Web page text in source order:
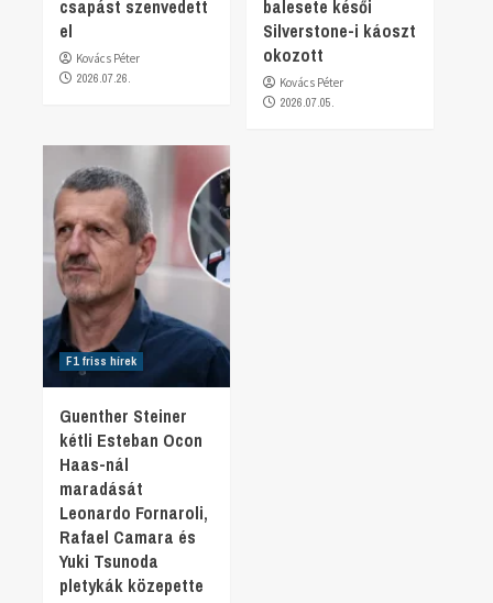
csapást szenvedett
el
Kovács Péter
2026.07.26.
balesete késői
Silverstone-i káoszt
okozott
Kovács Péter
2026.07.05.
F1 friss hírek
Guenther Steiner
kétli Esteban Ocon
Haas-nál
maradását
Leonardo Fornaroli,
Rafael Camara és
Yuki Tsunoda
pletykák közepette